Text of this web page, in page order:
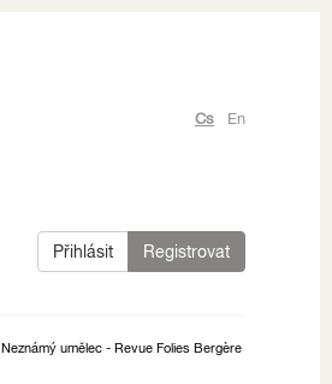
Cs En
Přihlásit Registrovat
Neznámý umělec - Revue Folies Bergère